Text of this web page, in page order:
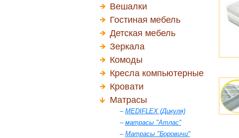
Вешалки
Гостиная мебель
Детская мебель
Зеркала
Комоды
Кресла компьютерные
Кровати
Матрасы
– MEDIFLEX (Дикуля)
– матрасы "Атлас"
– Матрасы "Боровичи"